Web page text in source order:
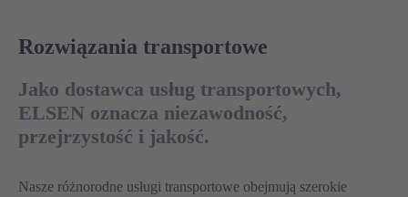
Rozwiązania transportowe
Jako dostawca usług transportowych,
ELSEN oznacza niezawodność,
przejrzystość i jakość.
Nasze różnorodne usługi transportowe obejmują szerokie